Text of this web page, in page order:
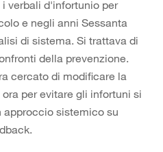
verbali d'infortunio per
e negli anni Sessanta
di sistema. Si trattava di
della prevenzione.
cercato di modificare la
per evitare gli infortuni si
approccio sistemico su